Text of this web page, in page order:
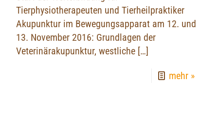
Tierphysiotherapeuten und Tierheilpraktiker
Akupunktur im Bewegungsapparat am 12. und
13. November 2016: Grundlagen der
Veterinärakupunktur, westliche […]
mehr »